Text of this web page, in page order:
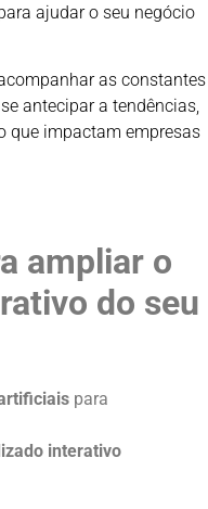
ajudar o seu negócio
as constantes
antecipar a tendências,
que impactam empresas
ampliar o
do seu
para
interativo